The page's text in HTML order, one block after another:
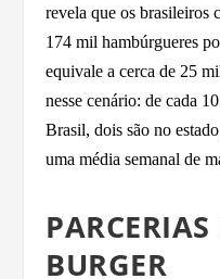
revela que os brasileiros
174 mil hambúrgueres
equivale a cerca de 25
nesse cenário: de cada
Brasil, dois são no
uma média semanal de
BURGER